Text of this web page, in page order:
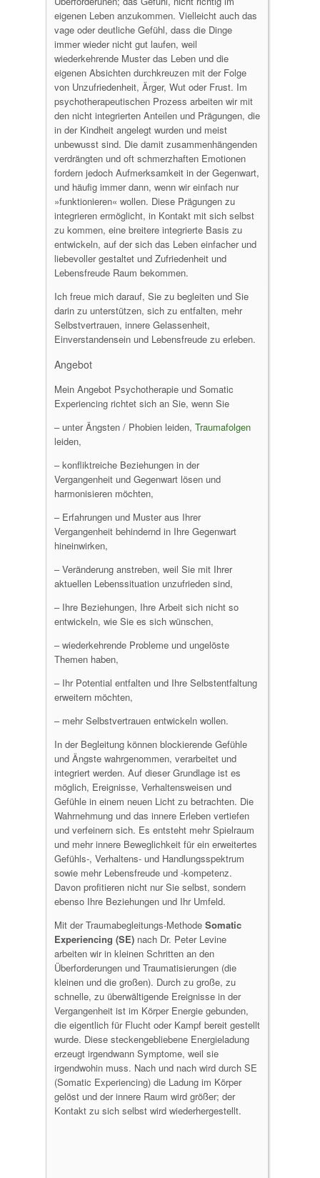
eigenen Leben anzukommen. Vielleicht auch das
vage oder deutliche Gefühl, dass die Dinge
immer wieder nicht gut laufen, weil
wiederkehrende Muster das Leben und die
eigenen Absichten durchkreuzen mit der Folge
von Unzufriedenheit, Ärger, Wut oder Frust. Im
psychotherapeutischen Prozess arbeiten wir mit
den nicht integrierten Anteilen und Prägungen, die
in der Kindheit angelegt wurden und meist
unbewusst sind. Die damit zusammenhängenden
verdrängten und oft schmerzhaften Emotionen
fordern jedoch Aufmerksamkeit in der Gegenwart,
und häufig immer dann, wenn wir einfach nur
»funktionieren« wollen. Diese Prägungen zu
integrieren ermöglicht, in Kontakt mit sich selbst
zu kommen, eine breitere integrierte Basis zu
entwickeln, auf der sich das Leben einfacher und
liebevoller gestaltet und Zufriedenheit und
Lebensfreude Raum bekommen.
Ich freue mich darauf, Sie zu begleiten und Sie
darin zu unterstützen, sich zu entfalten, mehr
Selbstvertrauen, innere Gelassenheit,
Einverstandensein und Lebensfreude zu erleben.
Angebot
Mein Angebot Psychotherapie und Somatic
Experiencing richtet sich an Sie, wenn Sie
– unter Ängsten / Phobien leiden, Traumafolgen
leiden,
– konfliktreiche Beziehungen in der
Vergangenheit und Gegenwart lösen und
harmonisieren möchten,
– Erfahrungen und Muster aus Ihrer
Vergangenheit behindernd in Ihre Gegenwart
hineinwirken,
– Veränderung anstreben, weil Sie mit Ihrer
aktuellen Lebenssituation unzufrieden sind,
– Ihre Beziehungen, Ihre Arbeit sich nicht so
entwickeln, wie Sie es sich wünschen,
– wiederkehrende Probleme und ungelöste
Themen haben,
– Ihr Potential entfalten und Ihre Selbstentfaltung
erweitern möchten,
– mehr Selbstvertrauen entwickeln wollen.
In der Begleitung können blockierende Gefühle
und Ängste wahrgenommen, verarbeitet und
integriert werden. Auf dieser Grundlage ist es
möglich, Ereignisse, Verhaltensweisen und
Gefühle in einem neuen Licht zu betrachten. Die
Wahrnehmung und das innere Erleben vertiefen
und verfeinern sich. Es entsteht mehr Spielraum
und mehr innere Beweglichkeit für ein erweitertes
Gefühls-, Verhaltens- und Handlungsspektrum
sowie mehr Lebensfreude und -kompetenz.
Davon profitieren nicht nur Sie selbst, sondern
ebenso Ihre Beziehungen und Ihr Umfeld.
Mit der Traumabegleitungs-Methode Somatic
Experiencing (SE) nach Dr. Peter Levine
arbeiten wir in kleinen Schritten an den
Überforderungen und Traumatisierungen (die
kleinen und die großen). Durch zu große, zu
schnelle, zu überwältigende Ereignisse in der
Vergangenheit ist im Körper Energie gebunden,
die eigentlich für Flucht oder Kampf bereit gestellt
wurde. Diese steckengebliebene Energieladung
erzeugt irgendwann Symptome, weil sie
irgendwohin muss. Nach und nach wird durch SE
(Somatic Experiencing) die Ladung im Körper
gelöst und der innere Raum wird größer; der
Kontakt zu sich selbst wird wiederhergestellt.